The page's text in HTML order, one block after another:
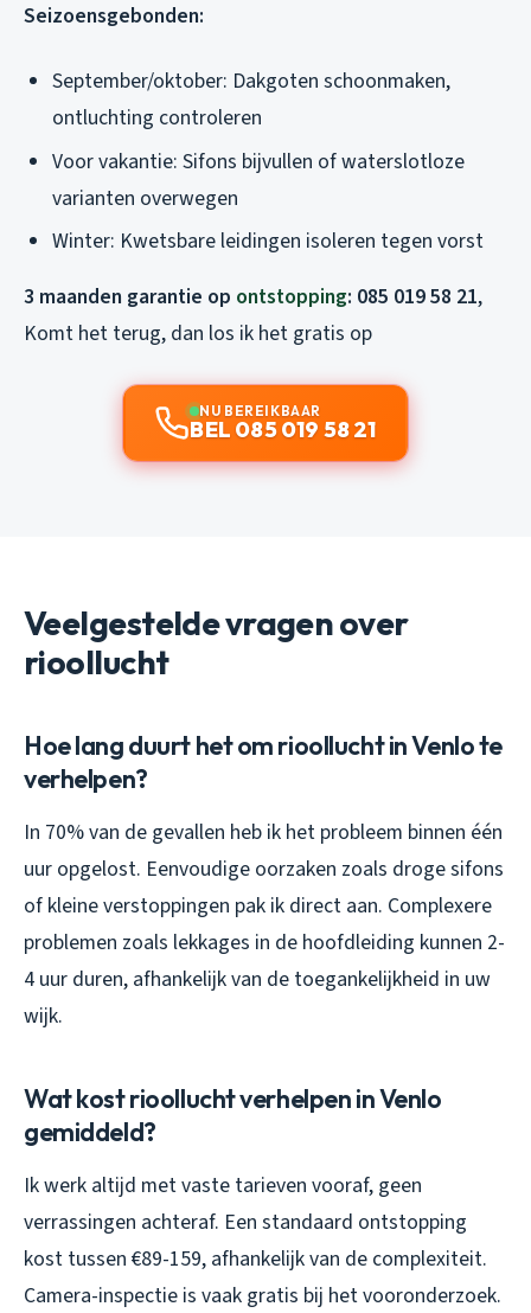
Seizoensgebonden:
September/oktober: Dakgoten schoonmaken,
ontluchting controleren
Voor vakantie: Sifons bijvullen of waterslotloze
varianten overwegen
Winter: Kwetsbare leidingen isoleren tegen vorst
3 maanden garantie op ontstopping: 085 019 58 21,
Komt het terug, dan los ik het gratis op
NU BEREIKBAAR
BEL 085 019 58 21
Veelgestelde vragen over
rioollucht
Hoe lang duurt het om rioollucht in Venlo te
verhelpen?
In 70% van de gevallen heb ik het probleem binnen één
uur opgelost. Eenvoudige oorzaken zoals droge sifons
of kleine verstoppingen pak ik direct aan. Complexere
problemen zoals lekkages in de hoofdleiding kunnen 2-
4 uur duren, afhankelijk van de toegankelijkheid in uw
wijk.
Wat kost rioollucht verhelpen in Venlo
gemiddeld?
Ik werk altijd met vaste tarieven vooraf, geen
verrassingen achteraf. Een standaard ontstopping
kost tussen €89-159, afhankelijk van de complexiteit.
Camera-inspectie is vaak gratis bij het vooronderzoek.